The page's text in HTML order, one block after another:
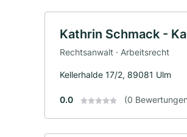
Kathrin Schmack -
Rechtsanwalt · Arbeitsrecht
Kellerhalde 17/2, 89081 Ulm
0.0 (0